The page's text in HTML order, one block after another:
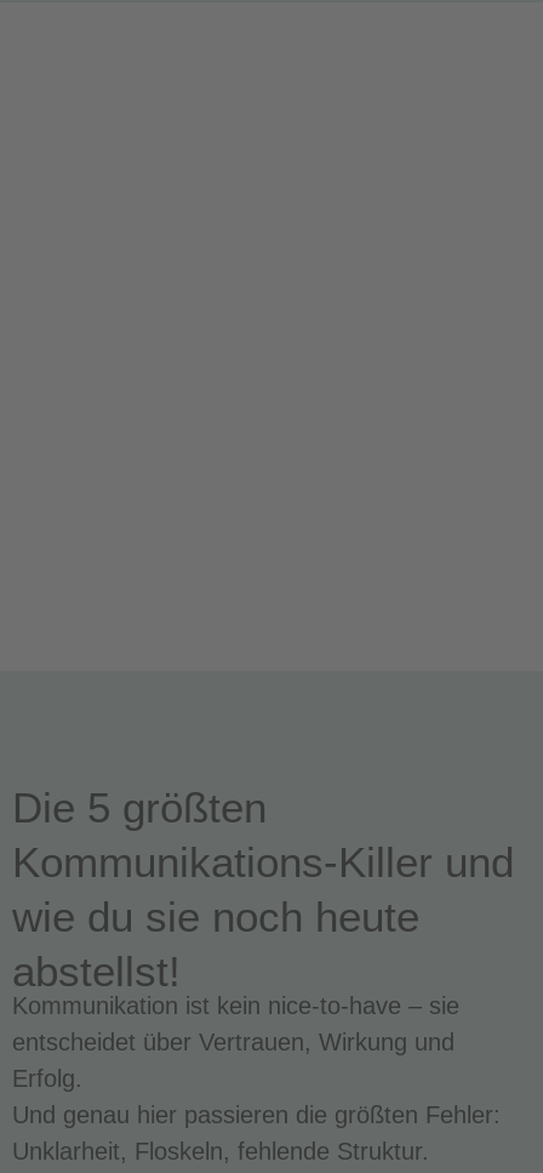
Die 5 größten
Kommunikations-Killer und
wie du sie noch heute
abstellst!
Kommunikation ist kein nice-to-have – sie
entscheidet über Vertrauen, Wirkung und
Erfolg.
Und genau hier passieren die größten Fehler:
Unklarheit, Floskeln, fehlende Struktur.